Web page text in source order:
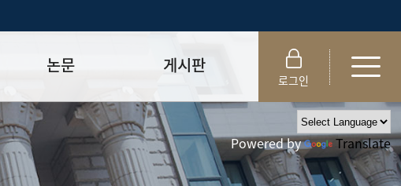
논문
학위논문제출 절차/자격
논문작성법 및 템플릿
양식함
게시판
공지사항
자료실
FAQ
로그인
Powered by Translate